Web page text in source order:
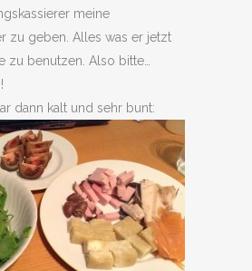
meine
zu geben. Alles was er jetzt
zu benutzen. Also bitte…
dann kalt und sehr bunt: